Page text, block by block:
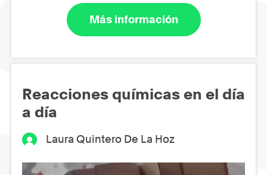
Más información
Reacciones químicas en el día
a día
Laura Quintero De La Hoz